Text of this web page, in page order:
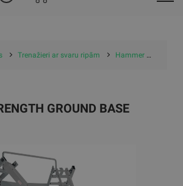
Trenažieri ar svaru ripām Hammer Strength Ground Base Jammer
GROUND BASE